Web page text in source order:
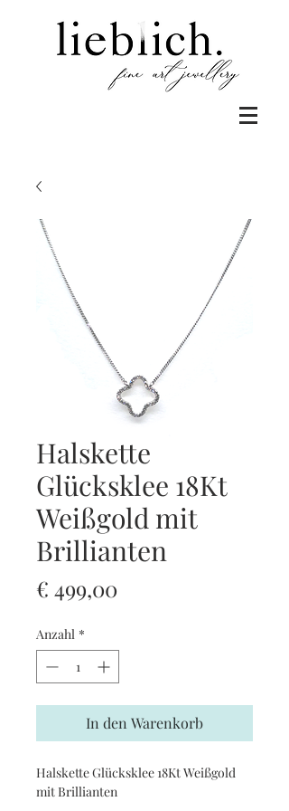
Halskette
Glücksklee 18Kt
Weißgold mit
Brillianten
€ 499,00
Anzahl *
In den Warenkorb
Halskette Glücksklee 18Kt Weißgold
mit Brillianten